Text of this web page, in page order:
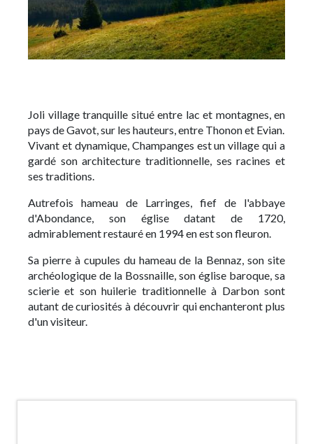
Joli village tranquille situé entre lac et montagnes, en
pays de Gavot, sur les hauteurs, entre Thonon et Evian.
Vivant et dynamique, Champanges est un village qui a
gardé son architecture traditionnelle, ses racines et
ses traditions.
Autrefois hameau de Larringes, fief de l'abbaye
d'Abondance, son église datant de 1720,
admirablement restauré en 1994 en est son fleuron.
Sa pierre à cupules du hameau de la Bennaz, son site
archéologique de la Bossnaille, son église baroque, sa
scierie et son huilerie traditionnelle à Darbon sont
autant de curiosités à découvrir qui enchanteront plus
d'un visiteur.